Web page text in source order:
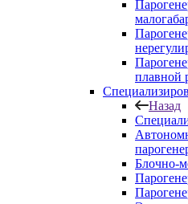
плавной
Назад
Блочно-